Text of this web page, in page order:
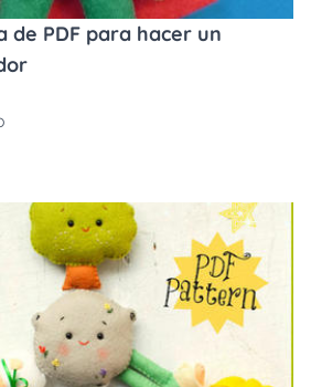
de PDF para hacer un